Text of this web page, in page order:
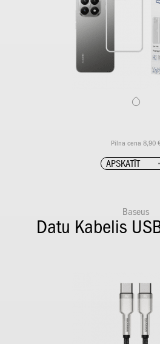
Pilna cena 8,90
APSKATĪT
Baseus
Datu Kabelis